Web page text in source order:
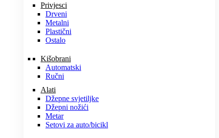
Privjesci
Drveni
Metalni
Plastični
Ostalo
Kišobrani
Automatski
Ručni
Alati
Džepne svjetiljke
Džepni nožići
Metar
Setovi za auto/bicikl